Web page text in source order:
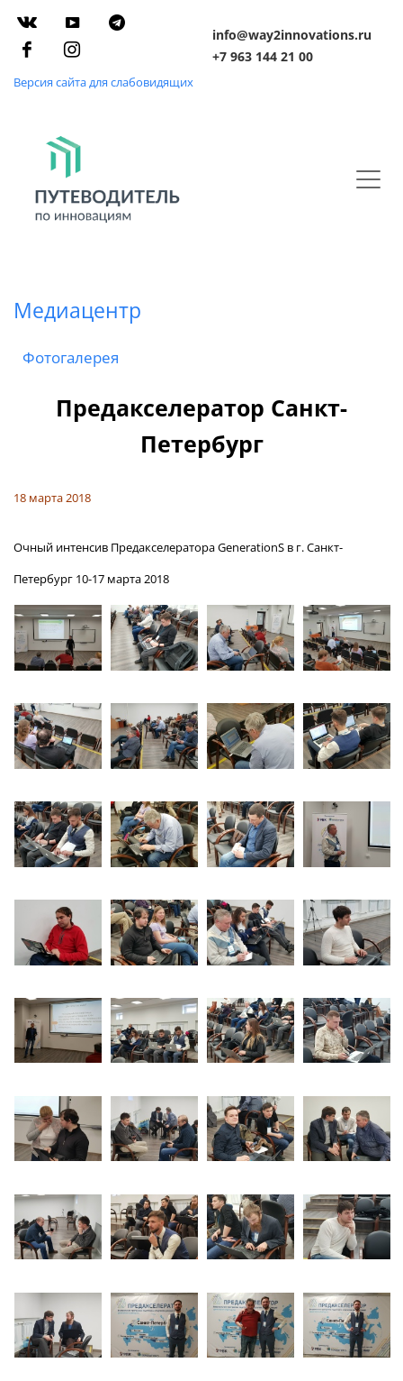
Версия сайта для слабовидящих
info@way2innovations.ru
+7 963 144 21 00
Медиацентр
Фотогалерея
Предакселератор Санкт-
Петербург
18 марта2018
Очный интенсив Предакселератора GenerationS в г. Санкт-
Петербург 10-17 марта 2018